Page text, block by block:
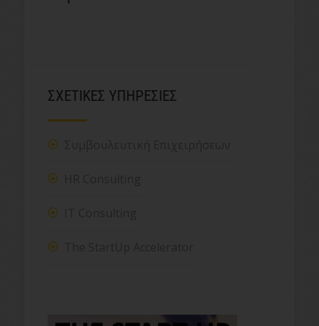
ΣΧΕΤΙΚΕΣ ΥΠΗΡΕΣΙΕΣ